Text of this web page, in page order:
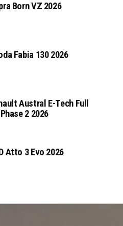
Born VZ 2026
Fabia 130 2026
Austral E-Tech Full
2 2026
Atto 3 Evo 2026